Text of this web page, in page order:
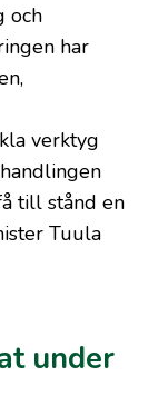
och
har
verktyg
till stånd en
Tuula
under